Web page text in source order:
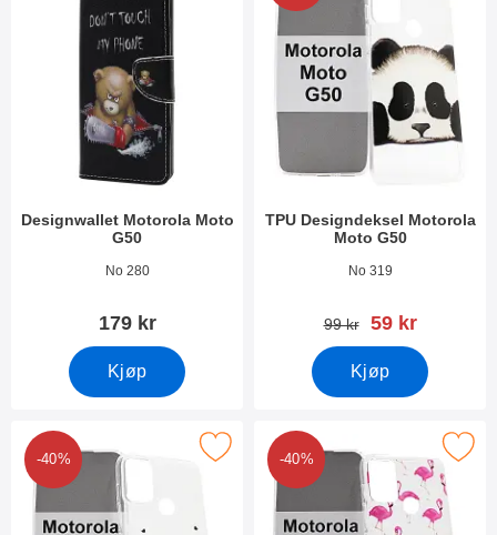
Designwallet Motorola Moto
G50
Varenummer 40374
No 280
179 kr
Kjøp
TPU Designdeksel Motorola
Moto G50
Varenummer 40721
No 319
gammel pris
99 kr ny pris
59 kr
Kjøp
-40%
tPU Designdeksel Motorola Moto G50 som favoritt
-40%
Merk tPU Designdeksel